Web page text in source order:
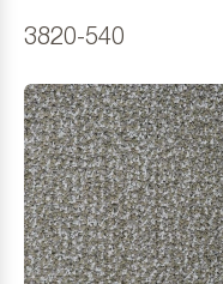
3820-540